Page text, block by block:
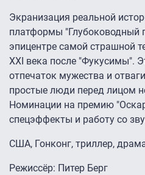
Экранизация реальной
платформы "Глубоководный
эпицентре самой страшной
XXI века после "Фукусимы".
отпечаток мужества и
простые люди перед лицом
Номинации на премию
спецэффекты и работу со
США, Гонконг, триллер,
Режиссёр: Питер Берг